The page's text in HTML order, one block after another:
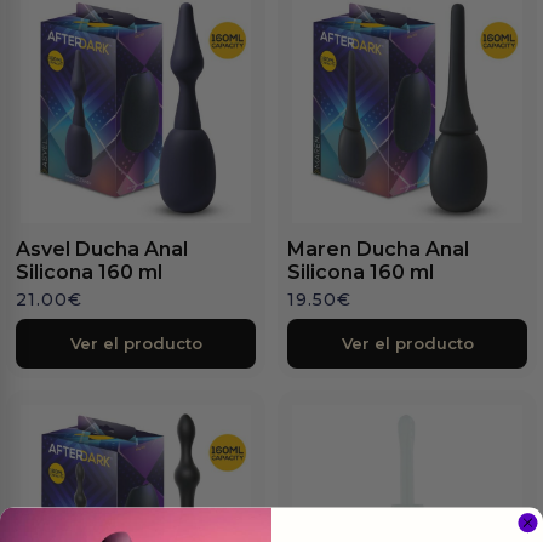
Asvel Ducha Anal
Silicona 160 ml
21.00€
Ver el producto
Maren Ducha Anal
Silicona 160 ml
19.50€
Ver el producto